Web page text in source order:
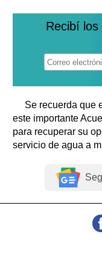
Recibí
Se recuerda que
este importante
para recuperar su
servicio de agua a